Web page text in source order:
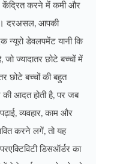
केंद्रित करने में कमी और
दरअसल, आपकी
न्यूरो डेवलपमेंट यानी कि
जो ज्यादातर छोटे बच्चों में
छोटे बच्चों की बहुत
आदत होती है, पर जब
व्यवहार, काम और
करने लगें, तो यह
डिसऑर्डर का